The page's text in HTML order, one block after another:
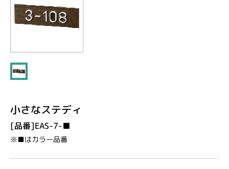
小さなステディ
[品番]EAS-7-■
※■はカラー品番